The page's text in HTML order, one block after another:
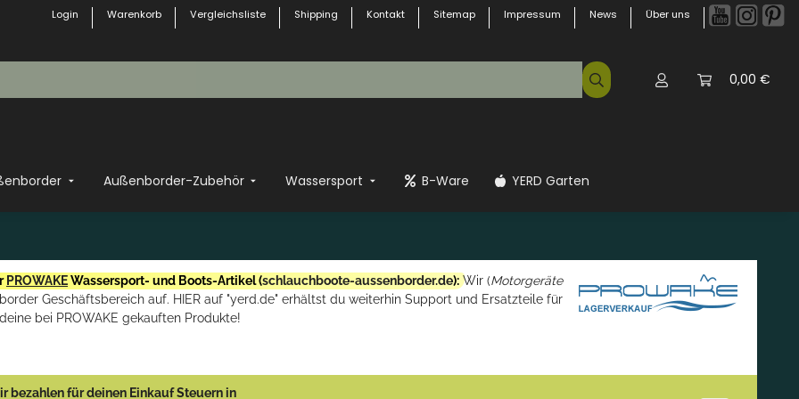
Login Warenkorb Vergleichsliste Shipping Kontakt Sitemap Impressum News Über uns
0,00 €
Außenborder-Zubehör Wassersport B-Ware YERD Garten
PROWAKEWassersport- und Boots-Artikel (schlauchboote-aussenborder.de): Wir (Motorgeräte
Geschäftsbereich auf. HIER auf "yerd.de" erhältst du weiterhin Support und Ersatzteile für
deine bei PROWAKE gekauften Produkte!
bezahlen für deinen Einkauf Steuern in